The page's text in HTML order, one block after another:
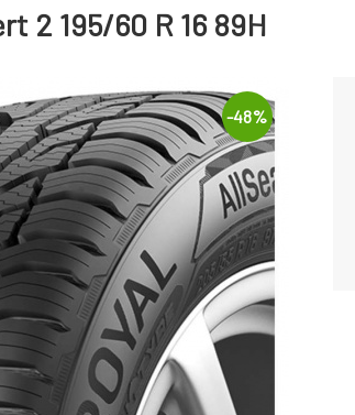
2 195/60 R 16 89H
-48%